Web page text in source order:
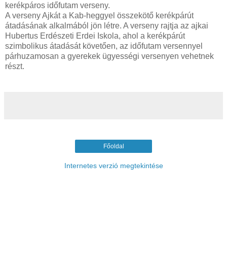
kerékpáros időfutam verseny.
A verseny Ajkát a Kab-heggyel összekötő kerékpárút
átadásának alkalmából jön létre. A verseny rajtja az ajkai
Hubertus Erdészeti Erdei Iskola, ahol a kerékpárút
szimbolikus átadását követően, az időfutam versennyel
párhuzamosan a gyerekek ügyességi versenyen vehetnek
részt.
Főoldal
Internetes verzió megtekintése